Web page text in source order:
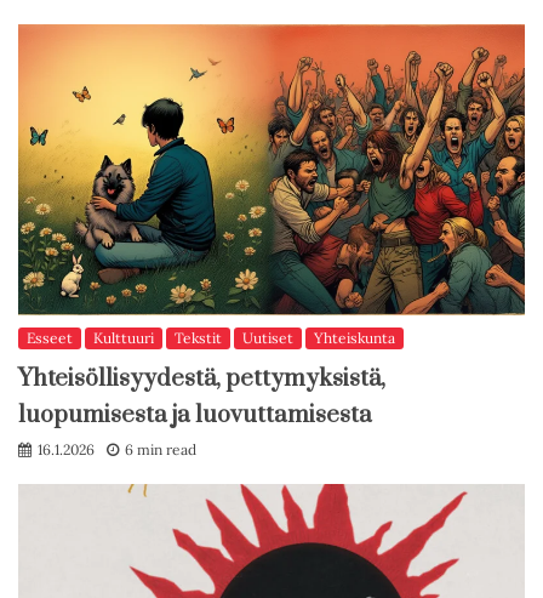
Esseet Kulttuuri Tekstit Uutiset Yhteiskunta
Yhteisöllisyydestä, pettymyksistä,
luopumisesta ja luovuttamisesta
16.1.2026 6 min read